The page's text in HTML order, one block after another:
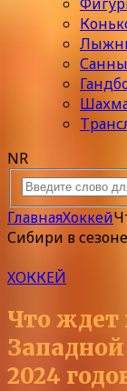
NR
ГлавнаяХоккей
Сибири в
ХОККЕЙ
Что
Западной
2024